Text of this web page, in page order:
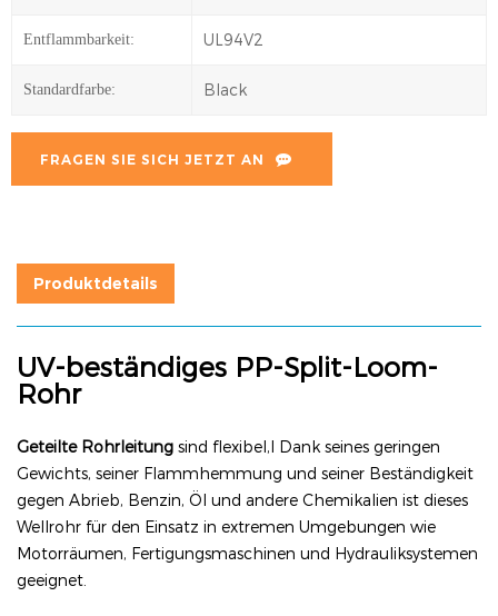
Entflammbarkeit: UL94V2
Standardfarbe: Black
FRAGEN SIE SICH JETZT AN
Produktdetails
UV-beständiges PP-Split-Loom-
Rohr
Geteilte Rohrleitung sind flexibel,l Dank seines geringen
Gewichts, seiner Flammhemmung und seiner Beständigkeit
gegen Abrieb, Benzin, Öl und andere Chemikalien ist dieses
Wellrohr für den Einsatz in extremen Umgebungen wie
Motorräumen, Fertigungsmaschinen und Hydrauliksystemen
geeignet.